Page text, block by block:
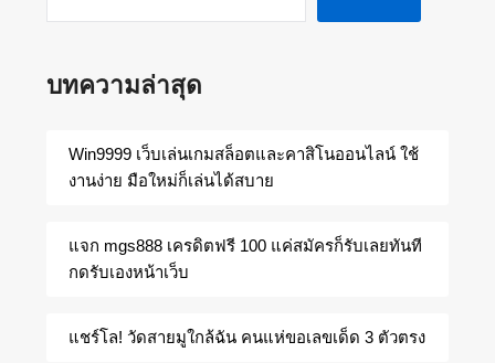
บทความล่าสุด
Win9999 เว็บเล่นเกมสล็อตและคาสิโนออนไลน์ ใช้
งานง่าย มือใหม่ก็เล่นได้สบาย
แจก mgs888 เครดิตฟรี 100 แค่สมัครก็รับเลยทันที
กดรับเองหน้าเว็บ
แชร์โล! วัดสายมูใกล้ฉัน คนแห่ขอเลขเด็ด 3 ตัวตรง